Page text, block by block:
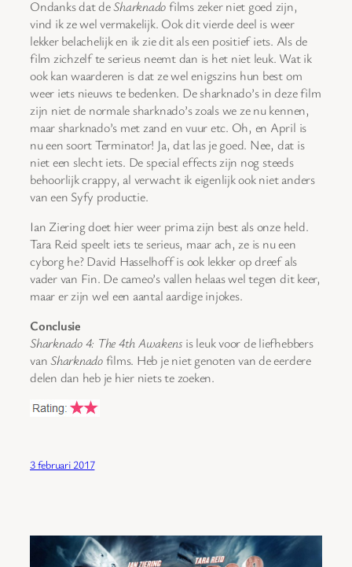
Ondanks dat deSharknadofilms zeker niet goed zijn,
vind ik ze wel vermakelijk. Ook dit vierde deel is weer
lekker belachelijk en ik zie dit als een positief iets. Als de
film zichzelf te serieus neemt dan is het niet leuk. Wat ik
ook kan waarderen is dat ze wel enigszins hun best om
weer iets nieuws te bedenken. De sharknado’s in deze film
zijn niet de normale sharknado’s zoals we ze nu kennen,
maar sharknado’s met zand en vuur etc. Oh, en April is
nu een soort Terminator! Ja, dat las je goed. Nee, dat is
niet een slecht iets. De special effects zijn nog steeds
behoorlijk crappy, al verwacht ik eigenlijk ook niet anders
van een Syfy productie.
Ian Ziering doet hier weer prima zijn best als onze held.
Tara Reid speelt iets te serieus, maar ach, ze is nu een
cyborg he? David Hasselhoff is ook lekker op dreef als
vader van Fin. De cameo’s vallen helaas wel tegen dit keer,
maar er zijn wel een aantal aardige injokes.
Conclusie
Sharknado 4: The 4th Awakens is leuk voor de liefhebbers
vanSharknadofilms. Heb je niet genoten van de eerdere
delen dan heb je hier niets te zoeken.
3 februari 2017